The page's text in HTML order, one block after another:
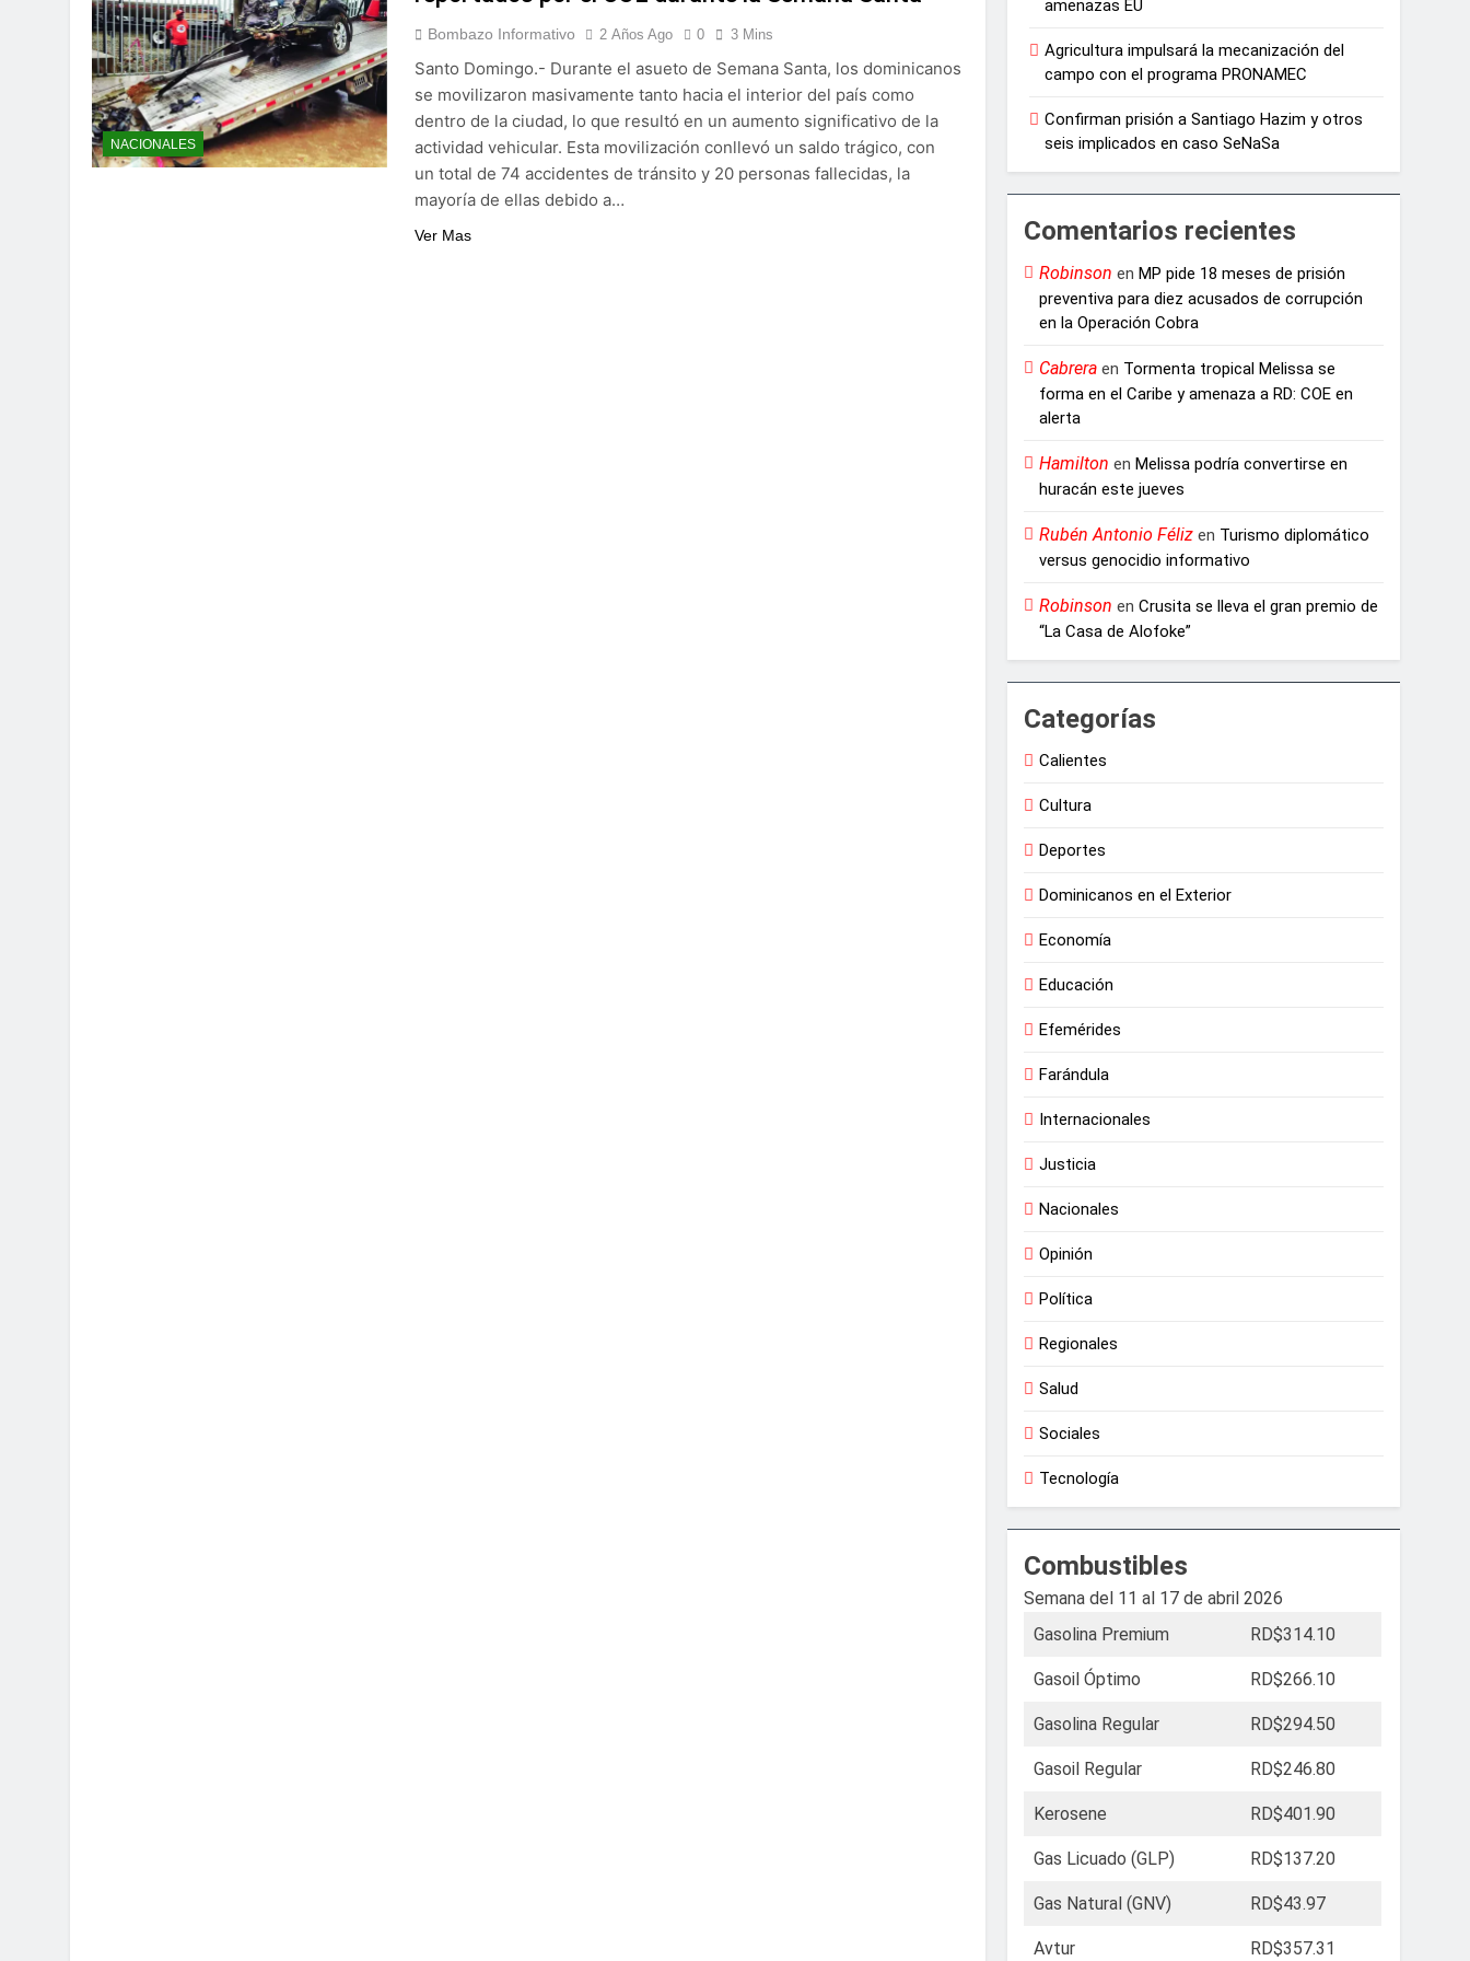
NACIONALES
Bombazo Informativo 2 Años Ago 0 3 Mins
Santo Domingo.- Durante el asueto de Semana Santa, los dominicanos
se movilizaron masivamente tanto hacia el interior del país como
dentro de la ciudad, lo que resultó en un aumento significativo de la
actividad vehicular. Esta movilización conllevó un saldo trágico, con
un total de 74 accidentes de tránsito y 20 personas fallecidas, la
mayoría de ellas debido a…
Ver Mas
amenazas EU
Agricultura impulsará la mecanización del
campo con el programa PRONAMEC
Confirman prisión a Santiago Hazim y otros
seis implicados en caso SeNaSa
Comentarios recientes
Robinson enMP pide 18 meses de prisión
preventiva para diez acusados de corrupción
en la Operación Cobra
Cabrera en Tormenta tropical Melissa se
forma en el Caribe y amenaza a RD: COE en
alerta
Hamilton enMelissa podría convertirse en
huracán este jueves
Rubén Antonio Féliz en Turismo diplomático
versus genocidio informativo
Robinson enCrusita se lleva el gran premio de
“La Casa de Alofoke”
Categorías
Calientes
Cultura
Deportes
Dominicanos en el Exterior
Economía
Educación
Efemérides
Farándula
Internacionales
Justicia
Nacionales
Opinión
Política
Regionales
Salud
Sociales
Tecnología
Combustibles
Semana del 11 al 17 de abril 2026
Gasolina Premium
RD$314.10
Gasoil Óptimo RD$266.10
Gasolina Regular RD$294.50
Gasoil Regular RD$246.80
Kerosene RD$401.90
Gas Licuado (GLP) RD$137.20
Gas Natural (GNV) RD$43.97
Avtur RD$357.31